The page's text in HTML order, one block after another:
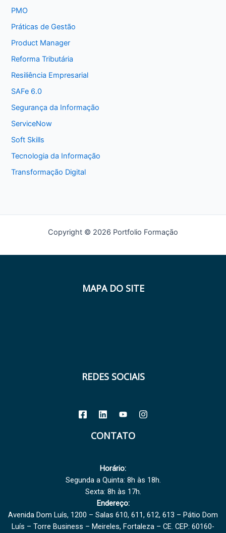
PMO
Práticas de Gestão
Product Manager
Reforma Tributária
Resiliência Empresarial
SAFe 6.0
Segurança da Informação
ServiceNow
Soft Skills
Tecnologia da Informação
Transformação Digital
Copyright © 2026 Portfolio Formação
MAPA DO SITE
REDES SOCIAIS
CONTATO
Horário:
Segunda a Quinta: 8h às 18h.
Sexta: 8h às 17h.
Endereço:
Avenida Dom Luís, 1200 – Salas 610, 611, 612, 613 – Pátio Dom
Luís – Torre Business – Meireles, Fortaleza – CE. CEP: 60160-